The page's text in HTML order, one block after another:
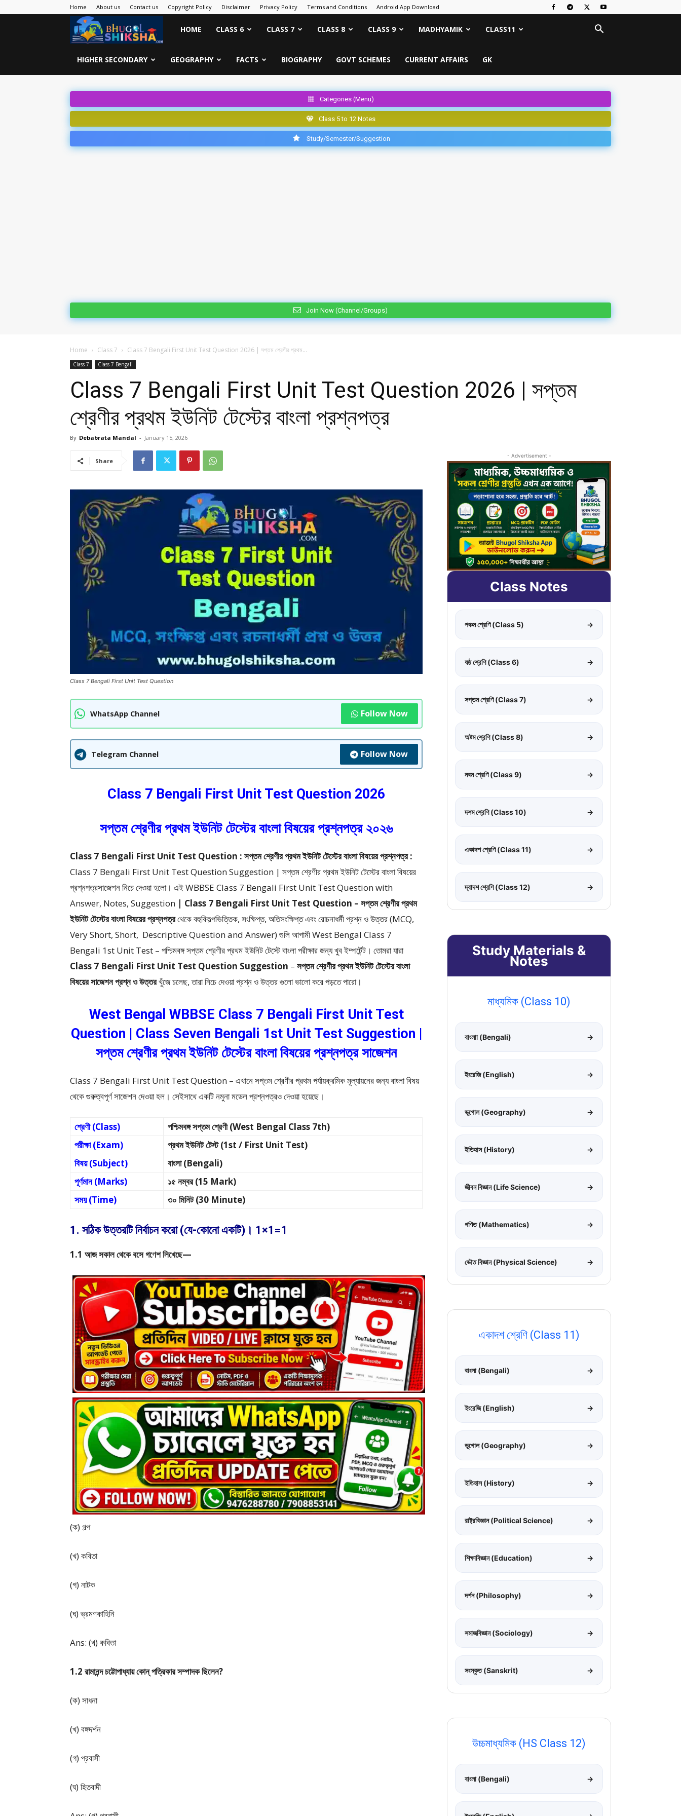
Home About us Contact us Copyright Policy Disclaimer Privacy Policy Terms and Conditions Android App Download
Bhugol
Shiksha
HOME CLASS 6 CLASS 7 CLASS 8 CLASS 9 MADHYAMIK CLASS11
HIGHER SECONDARY GEOGRAPHY FACTS BIOGRAPHY GOVT SCHEMES CURRENT AFFAIRS GK
Categories (Menu)
Class 5 to 12 Notes
Study/Semester/Suggestion
Join Now (Channel/Groups)
Home Class 7 Class 7 Bengali First Unit Test Question 2026 | সপ্তম শ্রেণীর প্রথম...
Class 7 Class 7 Bengali
Class 7 Bengali First Unit Test Question 2026 | সপ্তম
শ্রেণীর প্রথম ইউনিট টেস্টের বাংলা প্রশ্নপত্র
By Debabrata Mandal - January 15, 2026
Share
Class 7 Bengali First Unit Test Question
WhatsApp Channel Follow Now
Telegram Channel Follow Now
Class 7 Bengali First Unit Test Question 2026
সপ্তম শ্রেণীর প্রথম ইউনিট টেস্টের বাংলা বিষয়ের প্রশ্নপত্র ২০২৬
Class 7 Bengali First Unit Test Question : সপ্তম শ্রেণীর প্রথম ইউনিট টেস্টের বাংলা বিষয়ের প্রশ্নপত্র :
Class 7 Bengali First Unit Test Question Suggestion | সপ্তম শ্রেণীর প্রথম ইউনিট টেস্টের বাংলা বিষয়ের
প্রশ্নপত্রসাজেশননিচে দেওয়া হলো। এই WBBSE Class 7 Bengali First Unit Test Question with
Answer, Notes, Suggestion | Class 7 Bengali First Unit Test Question – সপ্তম শ্রেণীর প্রথম
ইউনিট টেস্টের বাংলা বিষয়ের প্রশ্নপত্রথেকেবহুবিকল্পভিত্তিক, সংক্ষিপ্ত, অতিসংক্ষিপ্ত এবং রোচনাধর্মী প্রশ্ন ও উত্তর (MCQ,
Very Short, Short, Descriptive Question and Answer)গুলি আগামী West Bengal Class 7
Bengali 1st Unit Test – পশ্চিমবঙ্গ সপ্তম শ্রেণীর প্রথম ইউনিট টেস্টে বাংলা পরীক্ষার জন্য খুব ইম্পর্টেন্ট। তোমরা যারা
Class 7 Bengali First Unit Test Question Suggestion – সপ্তম শ্রেণীর প্রথম ইউনিট টেস্টের বাংলা
বিষয়ের সাজেশন প্রশ্ন ও উত্তরখুঁজে চলেছ, তারা নিচে দেওয়া প্রশ্ন ও উত্তর গুলো ভালো করে পড়তে পারো।
West Bengal WBBSE Class 7 Bengali First Unit Test
Question | Class Seven Bengali 1st Unit Test Suggestion |
সপ্তম শ্রেণীর প্রথম ইউনিট টেস্টের বাংলা বিষয়ের প্রশ্নপত্র সাজেশন
Class 7 Bengali First Unit Test Question – এখানে সপ্তম শ্রেণীর প্রথম পর্যায়ক্রমিক মূল্যায়নের জন্য বাংলা বিষয়
থেকে গুরুত্বপূর্ণ সাজেশন দেওয়া হল। সেইসাথে একটি নমুনা মডেল প্রশ্নপত্রও দেওয়া হয়েছে।
শ্রেণী (Class)
পশ্চিমবঙ্গ সপ্তম শ্রেণী (West Bengal Class 7th)
পরীক্ষা (Exam)
প্রথম ইউনিট টেস্ট (1st / First Unit Test)
বিষয় (Subject)
বাংলা (Bengali)
পূর্ণমান (Marks)
১৫ নম্বর (15 Mark)
সময় (Time)
৩০ মিনিট (30 Minute)
1. সঠিক উত্তরটি নির্বাচন করো (যে-কোনো একটি)। 1×1=1
1.1 আজ সকাল থেকে বসে গণেশ লিখেছে—
(ক) গল্প
(খ) কবিতা
(গ) নাটক
(ঘ) ভ্রমণকাহিনি
Ans: (খ) কবিতা
1.2 রামানন্দ চট্টোপাধ্যায় কোন্ পত্রিকার সম্পাদক ছিলেন?
(ক) সাধনা
(খ) বঙ্গদর্শন
(গ) প্রবাসী
(ঘ) হিতবাদী
- Advertisement -
Class Notes
পঞ্চম শ্রেণি (Class 5) →
ষষ্ঠ শ্রেণি (Class 6) →
সপ্তম শ্রেণি (Class 7) →
অষ্টম শ্রেণি (Class 8) →
নবম শ্রেণি (Class 9) →
দশম শ্রেণি (Class 10) →
একাদশ শ্রেণি (Class 11) →
দ্বাদশ শ্রেণি (Class 12) →
Study Materials &
Notes
মাধ্যমিক (Class 10)
বাংলাা (Bengali) →
ইংরেজি (English) →
ভূগোল (Geography) →
ইতিহাস (History) →
জীবন বিজ্ঞান (Life Science) →
গণিত (Mathematics) →
ভৌত বিজ্ঞান (Physical Science) →
একাদশ শ্রেণি (Class 11)
বাংলা (Bengali) →
ইংরেজি (English) →
ভূগোল (Geography) →
ইতিহাস (History) →
রাষ্ট্রবিজ্ঞান (Political Science) →
শিক্ষাবিজ্ঞান (Education) →
দর্শন (Philosophy) →
সমাজবিজ্ঞান (Sociology) →
সংস্কৃত (Sanskrit) →
উচ্চমাধ্যমিক (HS Class 12)
বাংলা (Bengali) →